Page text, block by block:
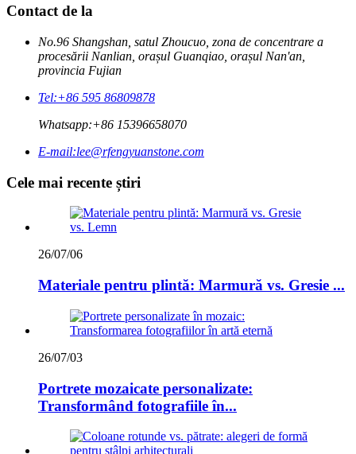
Contact de la
No.96 Shangshan, satul Zhoucuo, zona de concentrare a
procesării Nanlian, orașul Guanqiao, orașul Nan'an,
provincia Fujian
Tel:+86 595 86809878
Whatsapp:+86 15396658070
E-mail:lee@rfengyuanstone.com
Cele mai recente știri
26/07/06
Materiale pentru plintă: Marmură vs. Gresie ...
26/07/03
Portrete mozaicate personalizate:
Transformând fotografiile în...